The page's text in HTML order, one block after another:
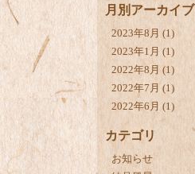
月別アーカイブ
2023年8月 (1)
2023年1月 (1)
2022年8月(1)
2022年7月 (1)
2022年6月 (1)
カテゴリ
お知らせ